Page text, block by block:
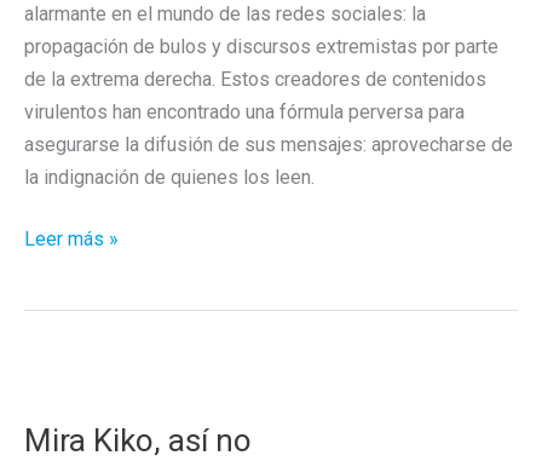
alarmante en el mundo de las redes sociales: la
propagación de bulos y discursos extremistas por parte
de la extrema derecha. Estos creadores de contenidos
virulentos han encontrado una fórmula perversa para
asegurarse la difusión de sus mensajes: aprovecharse de
la indignación de quienes los leen.
El
Leer más »
Mira Kiko, así no